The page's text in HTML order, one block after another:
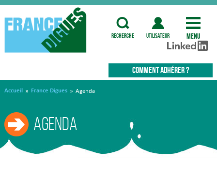
recherche utilisateur Menu
COMMENT ADHÉRER ?
Accueil » France Digues » Agenda
Agenda